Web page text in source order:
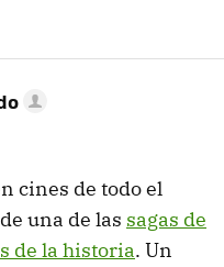
cines de todo el
una de las sagas de
de la historia. Un